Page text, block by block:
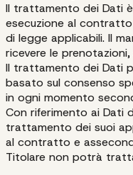
Il trattamento dei Dati
esecuzione al
di legge applicabili. Il
ricevere le
Il trattamento dei Dati
basato sul consenso
in ogni momento
Con riferimento ai Dati
trattamento dei suoi
al contratto e
Titolare non potrà